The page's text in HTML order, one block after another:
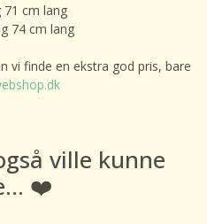
71 cm lang
74 cm lang
vi finde en ekstra god pris, bare
ville kunne
❤️